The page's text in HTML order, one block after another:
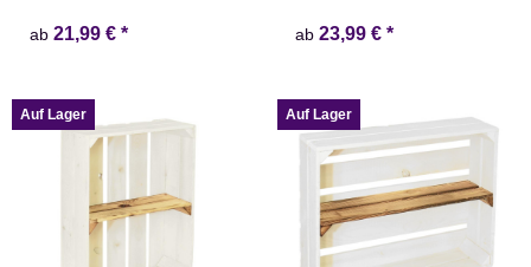
ab 21,99 € * ab 23,99 € *
Auf Lager Auf Lager